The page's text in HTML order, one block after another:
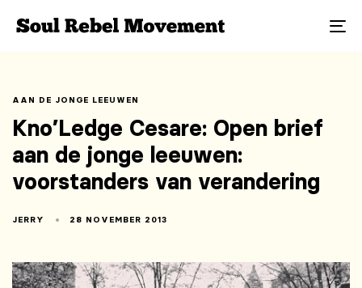
AAN DE JONGE LEEUWEN
Kno’Ledge Cesare: Open brief
aan de jonge leeuwen:
voorstanders van verandering
JERRY 28 NOVEMBER 2013